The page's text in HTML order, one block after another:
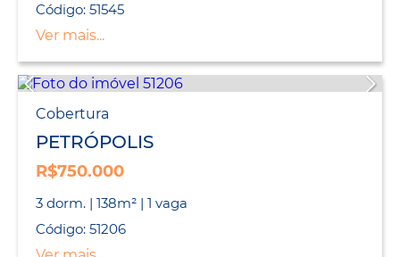
Código: 51545
Ver mais...
Cobertura
PETRÓPOLIS
R$750.000
3 dorm. | 138m² | 1 vaga
Código: 51206